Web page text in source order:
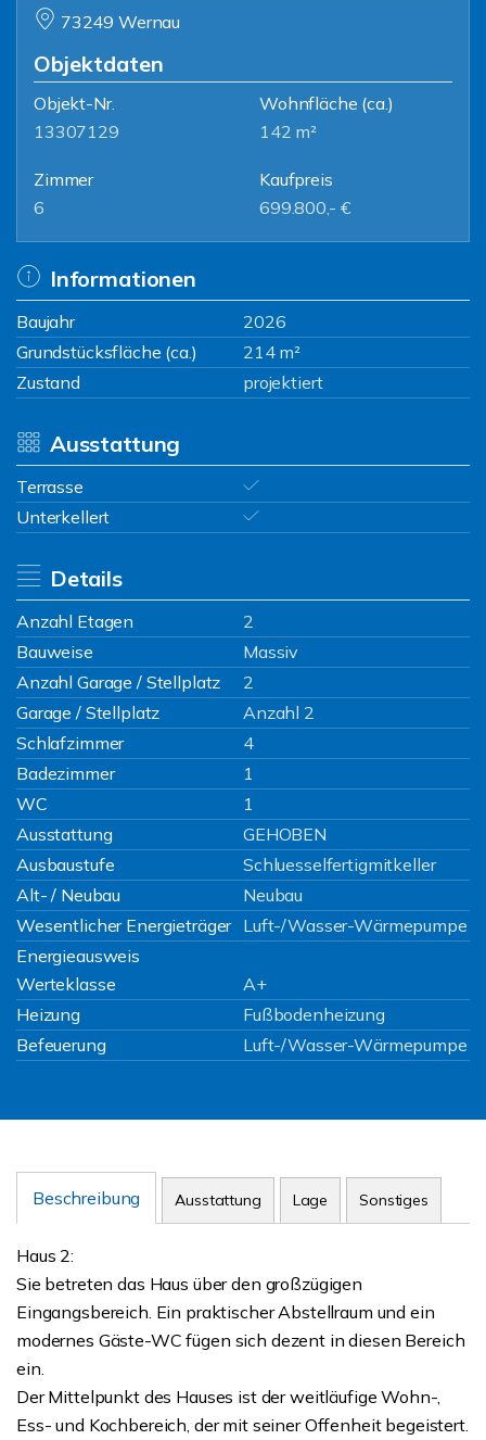
73249 Wernau
Objektdaten
Objekt-Nr.
13307129
Wohnfläche (ca.)
142 m²
Zimmer
6
Kaufpreis
699.800,- €
Informationen
Baujahr
2026
Grundstücksfläche (ca.)
214 m²
Zustand
projektiert
Ausstattung
Terrasse
Unterkellert
Details
Anzahl Etagen
2
Bauweise
Massiv
Anzahl Garage / Stellplatz
2
Garage / Stellplatz
Anzahl 2
Schlafzimmer
4
Badezimmer
1
WC
1
Ausstattung
GEHOBEN
Ausbaustufe
Schluesselfertigmitkeller
Alt- / Neubau
Neubau
Wesentlicher Energieträger Luft-/Wasser-Wärmepumpe
Energieausweis
Werteklasse
A+
Heizung
Fußbodenheizung
Befeuerung
Luft-/Wasser-Wärmepumpe
Beschreibung Ausstattung Lage Sonstiges
Haus 2:
Sie betreten das Haus über den großzügigen
Eingangsbereich. Ein praktischer Abstellraum und ein
modernes Gäste-WC fügen sich dezent in diesen Bereich
ein.
Der Mittelpunkt des Hauses ist der weitläufige Wohn-,
Ess- und Kochbereich, der mit seiner Offenheit begeistert.